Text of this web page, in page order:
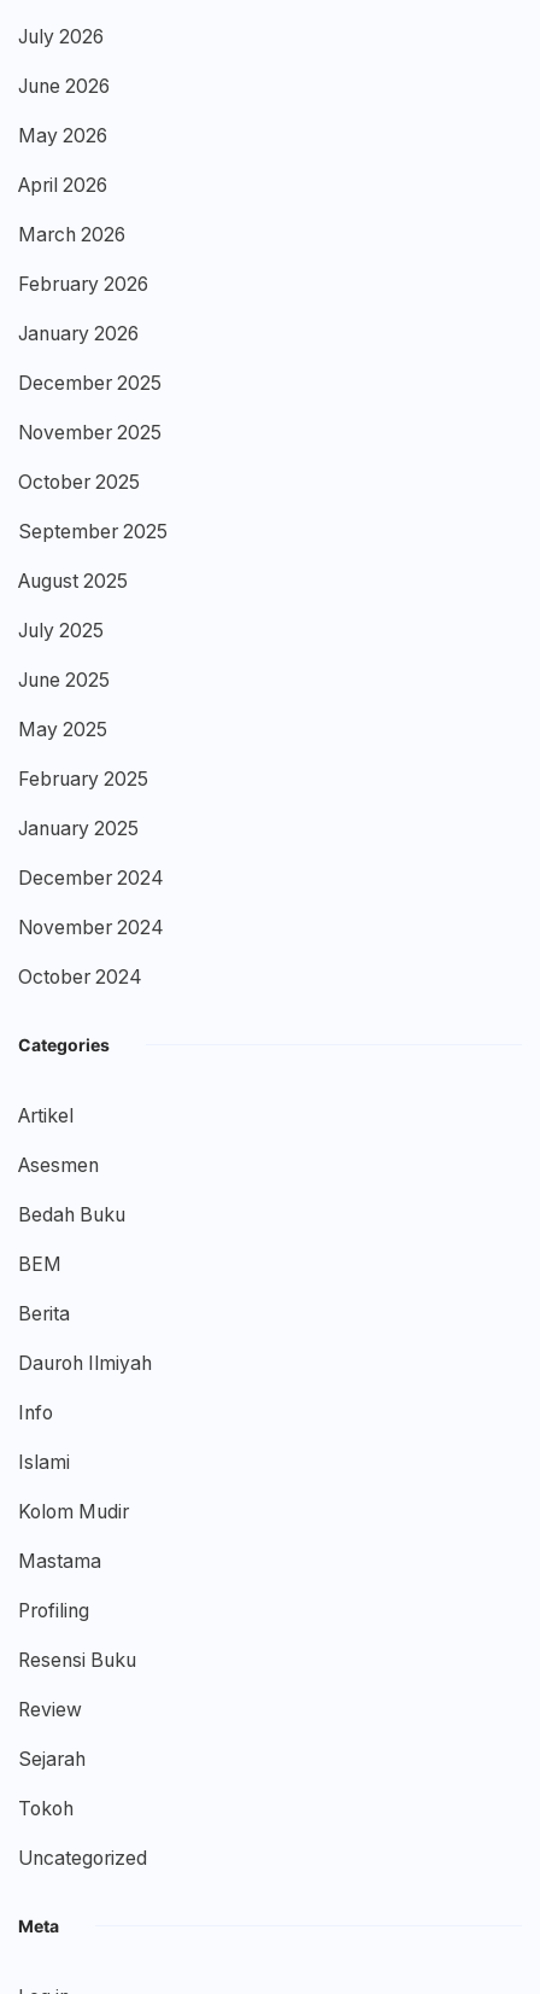
July 2026
June 2026
May 2026
April 2026
March 2026
February 2026
January 2026
December 2025
November 2025
October 2025
September 2025
August 2025
July 2025
June 2025
May 2025
February 2025
January 2025
December 2024
November 2024
October 2024
Categories
Artikel
Asesmen
Bedah Buku
BEM
Berita
Dauroh Ilmiyah
Info
Islami
Kolom Mudir
Mastama
Profiling
Resensi Buku
Review
Sejarah
Tokoh
Uncategorized
Meta